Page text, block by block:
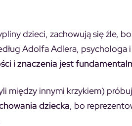
dzieci, zachowują się źle,
Adolfa Adlera, psychologa
i znaczenia jest
między innymi krzykiem)
dziecka, bo